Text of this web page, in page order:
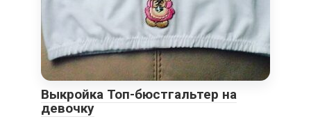
Выкройка Топ-бюстгальтер на
девочку